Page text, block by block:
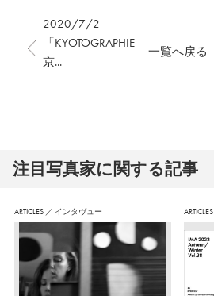
2020/7/2
「KYOTOGRAPHIE
京...
一覧へ戻る
注⽬写真家に関する記事
ARTICLES ／ インタヴュー ARTICLES